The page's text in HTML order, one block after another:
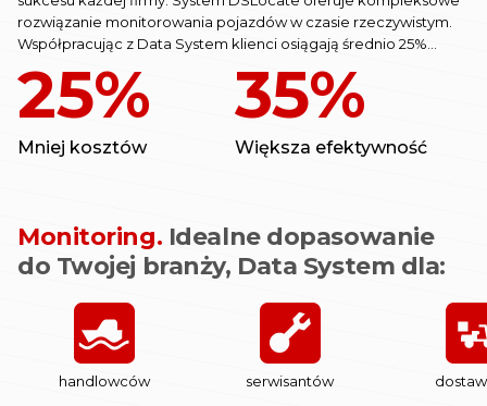
rozwiązanie monitorowania pojazdów w czasie rzeczywistym.
Współpracując z Data System klienci osiągają średnio 25%
efektywności zarządzania flotą.
25%
Mniej kosztów
35%
Większa efektywność
Monitoring. Idealne dopasowanie
do Twojej branży, Data System dla:
handlowców serwisantów